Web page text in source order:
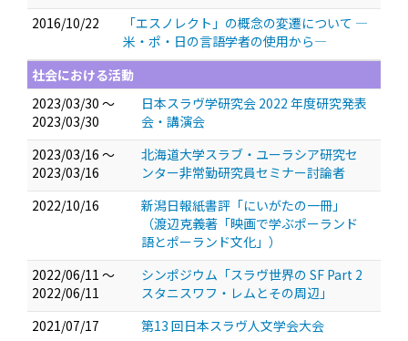
2016/10/22
「エスノレクト」の概念の変遷について ―
米・ポ・日の言語学者の使用から―
社会における活動
2023/03/30 ～
2023/03/30
日本スラヴ学研究会 2022 年度研究発表
会・講演会
2023/03/16 ～
2023/03/16
北海道大学スラブ・ユーラシア研究セ
ンター非常勤研究員セミナー討論者
2022/10/16
新潟日報紙書評「にいがたの一冊」
（渡辺克義著「映画で学ぶポーランド
語とポーランド文化」）
2022/06/11 ～
2022/06/11
シンポジウム「スラヴ世界の SF Part 2
スタニスワフ・レムとその周辺」
2021/07/17
第13 回日本スラヴ人文学会大会